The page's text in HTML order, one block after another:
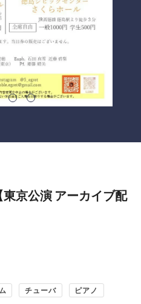
京公演 アーカイブ配
チューバ ピアノ